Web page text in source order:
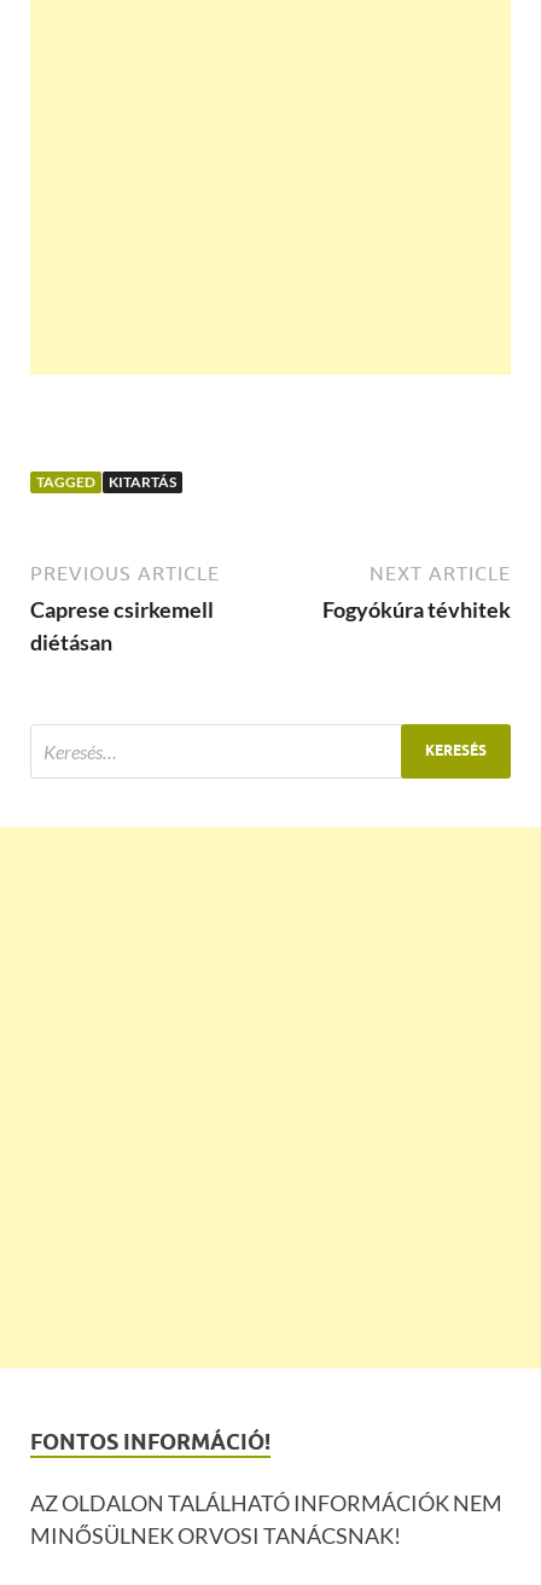
TAGGED KITARTÁS
PREVIOUS ARTICLE
Caprese csirkemell
diétásan
NEXT ARTICLE
Fogyókúra tévhitek
FONTOS INFORMÁCIÓ!
AZ OLDALON TALÁLHATÓ INFORMÁCIÓK NEM
MINŐSÜLNEK ORVOSI TANÁCSNAK!